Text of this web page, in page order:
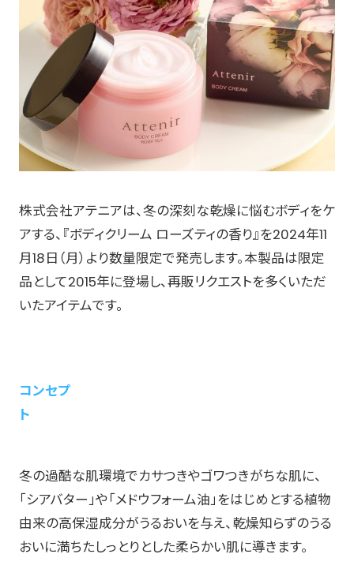
株式会社アテニアは、冬の深刻な乾燥に悩むボディをケ
アする、『ボディクリーム ローズティの香り』を2024年11
月18日（月）より数量限定で発売します。本製品は限定
品として2015年に登場し、再販リクエストを多くいただ
いたアイテムです。
コンセプ
冬の過酷な肌環境でカサつきやゴワつきがちな肌に、
「シアバター」や「メドウフォーム油」をはじめとする植物
由来の高保湿成分がうるおいを与え、乾燥知らずのうる
おいに満ちたしっとりとした柔らかい肌に導きます。